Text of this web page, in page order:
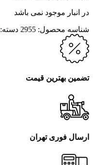
در انبار موجود نمی باشد
شناسه محصول: 2955 دسته:
تضمین بهترین قیمت
ارسال فوری تهران